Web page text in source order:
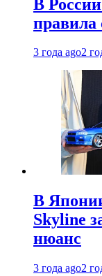
В
правила
3 года ago2
В
Skyline
нюанс
3 года ago2